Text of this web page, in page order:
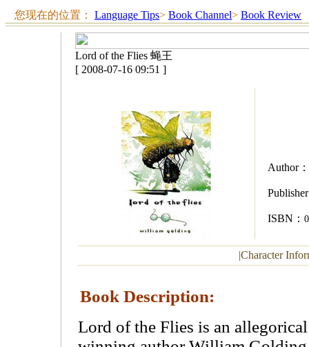
您现在的位置： Language Tips> Book Channel> Book Review
Lord of the Flies 蝇王
[ 2008-07-16 09:51 ]
Author：
Publisher
ISBN ：
|Character
Book Description:
Lord of the Flies is an